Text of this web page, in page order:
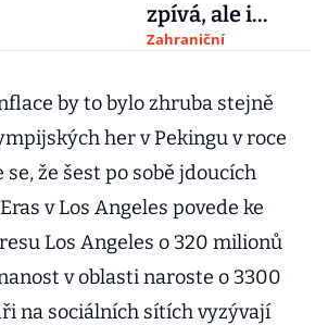
zpívá, ale i
vydělává. Na
utržit miliardu
dolarů
Zahraniční
by to bylo zhruba stejně
her v Pekingu v roce
že šest po sobě jdoucích
v Los Angeles povede ke
Los Angeles o 320 milionů
v oblasti naroste o 3300
na sociálních sítích vyzývají